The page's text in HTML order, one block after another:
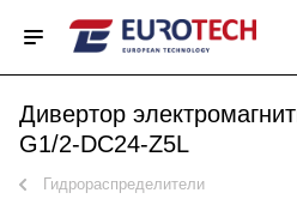
Дивертор
G1/2-DC24-Z5L
Гидрораспределители